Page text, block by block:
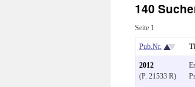
springen
140
Seite 1
Pub.Nr.
2012
(P. 21533 R)